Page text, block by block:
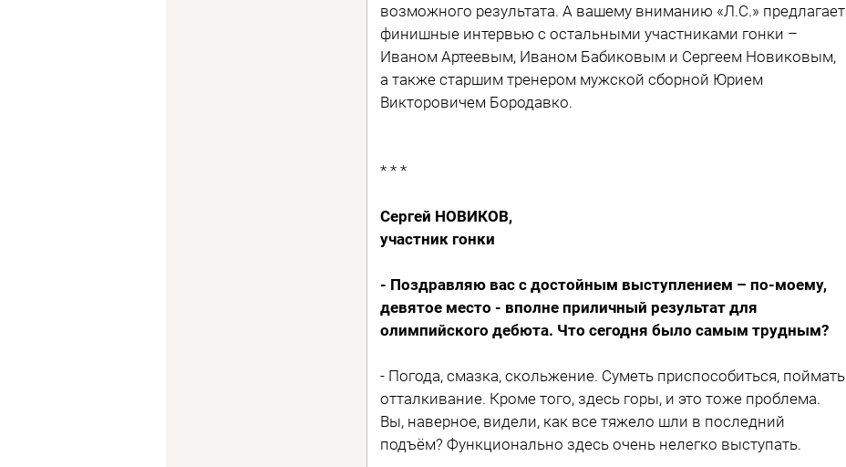
возможного результата. А вашему вниманию «Л.С.» предлагает
финишные интервью с остальными участниками гонки –
Иваном Артеевым, Иваном Бабиковым и Сергеем Новиковым,
а также старшим тренером мужской сборной Юрием
Викторовичем Бородавко.
* * *
Сергей НОВИКОВ,
участник гонки
- Поздравляю вас с достойным выступлением – по-моему,
девятое место - вполне приличный результат для
олимпийского дебюта. Что сегодня было самым трудным?
- Погода, смазка, скольжение. Суметь приспособиться, поймать
отталкивание. Кроме того, здесь горы, и это тоже проблема.
Вы, наверное, видели, как все тяжело шли в последний
подъём? Функционально здесь очень нелегко выступать.